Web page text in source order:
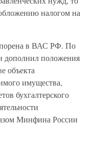
налогом на
в ВАС РФ. По
дополнил положения
объекта
имущества,
бухгалтерского
Минфина России